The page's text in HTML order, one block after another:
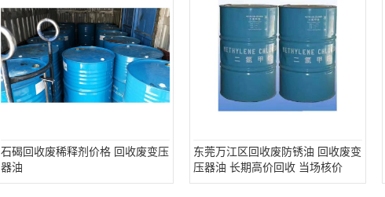
石碣回收废稀释剂价格 回收废变压
器油
东莞万江区回收废防锈油 回收废变
压器油 长期高价回收 当场核价